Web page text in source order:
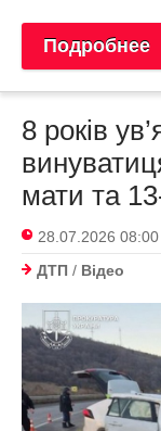
Подробнее
8 років
мати та
28.07.2026 08:00
ДТП / Відео